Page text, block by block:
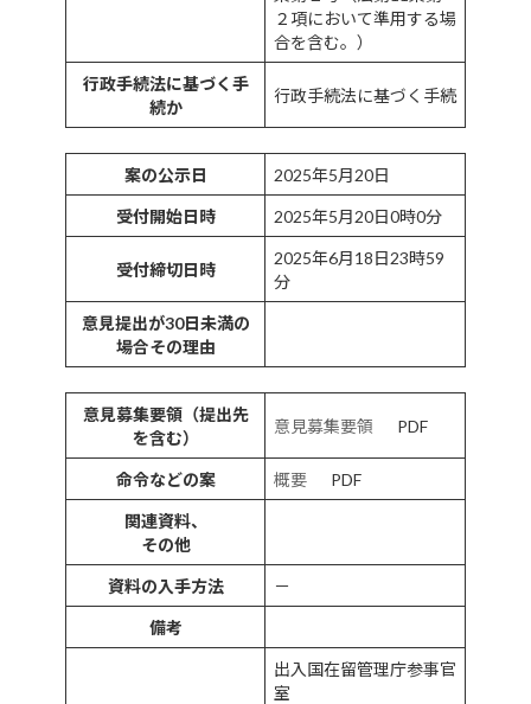
２項において準用する場
合を含む。）
行政手続法に基づく手
続か
行政手続法に基づく手続
案の公示日 2025年5月20日
受付開始日時 2025年5月20日0時0分
受付締切日時
2025年6月18日23時59
分
意見提出が30日未満の
場合その理由
意見募集要領（提出先
を含む）
意見募集要領 PDF
命令などの案 概要 PDF
関連資料、
その他
資料の入手方法 －
備考
出入国在留管理庁参事官
室